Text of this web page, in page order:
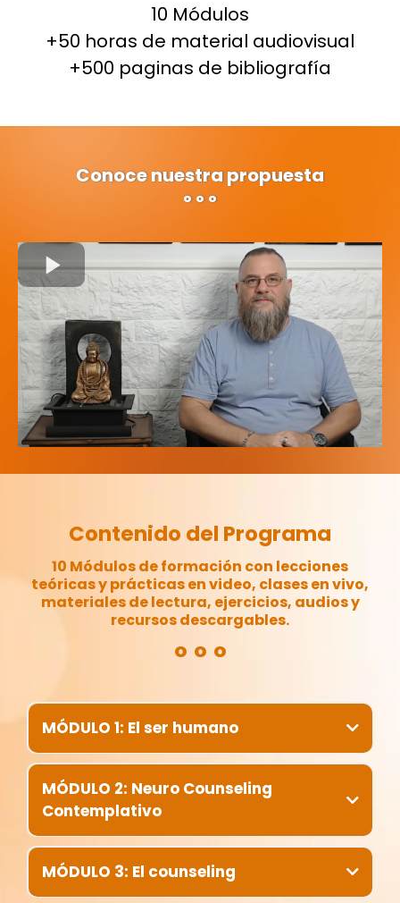
10 Módulos
+50 horas de material audiovisual
+500 paginas de bibliografía
Conoce nuestra propuesta
º º º
Contenido del Programa
10 Módulos de formación con lecciones
teóricas y prácticas en video, clases en vivo,
materiales de lectura, ejercicios, audios y
recursos descargables.
º º º
MÓDULO 1: El ser humano
Comprenderás el surgimiento del ser humano y
su evolución filogenética para descubrir cómo
los condicionamientos han moldeado nuestra
manera de ser. Explorarás la importancia de un
modelo integrativo como el Neuro Counseling
Contemplativo para trascender esos límites y
ampliar tu visión sobre la existencia humana.
MÓDULO 2: Neuro Counseling
Contemplativo
Comprenderás las bases del Neuro Counseling
Contemplativo, explorando sus objetivos,
límites y alcances. Te sumergirás en sus
MÓDULO 3: El counseling